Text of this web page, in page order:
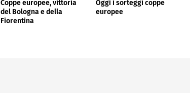
Coppe europee, vittoria
del Bologna e della
Fiorentina
Oggi i sorteggi coppe
europee